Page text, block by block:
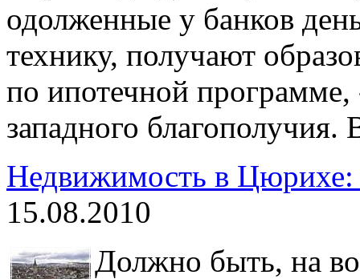
одолженные у банков
технику, получают
по ипотечной программе,
западного
Недвижимость в Цюрихе:
15.08.2010
Должно быть, на